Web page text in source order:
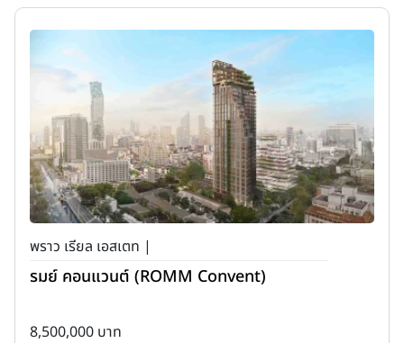
พราว เรียล เอสเตท |
รมย์ คอนแวนต์ (ROMM Convent)
8,500,000 บาท